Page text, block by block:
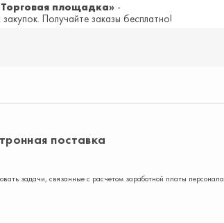
Торговая площадка» -
Получайте заказы бесплатно!
поставка
задачи, связанные с расчетом заработной платы персонала